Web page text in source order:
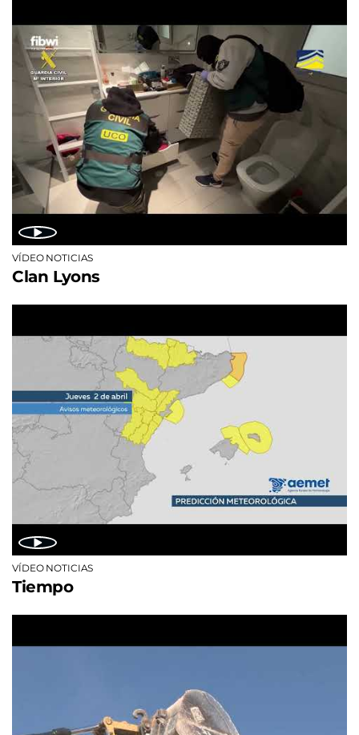
VÍDEO NOTICIAS
Clan Lyons
VÍDEO NOTICIAS
Tiempo